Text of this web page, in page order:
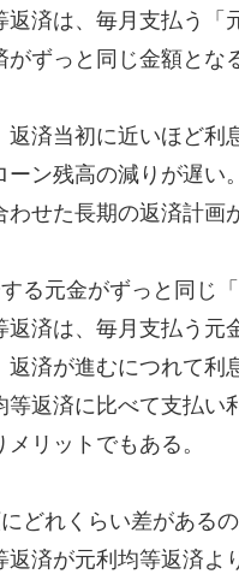
済は、毎月支払う「
ずっと同じ金額とな
済当初に近いほど利
ーン残高の減りが遅い
わせた長期の返済計画
る元金がずっと同じ「
済は、毎月支払う元
返済が進むにつれて利
等返済に比べて支払
リットでもある。
どれくらい差があるの
済が元利均等返済よ